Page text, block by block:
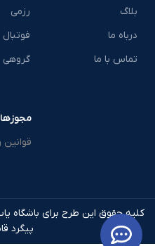
بلاگ
درباه ما
تماس با ما
رزمی
فوتبال
گروهی
مجوزها
کلیه حقوق این طرح برای باشگاه
پیگرد